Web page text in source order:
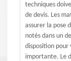
techniques
de devis. Les
assurer la pose
notés dans un
disposition pour
importante. Le